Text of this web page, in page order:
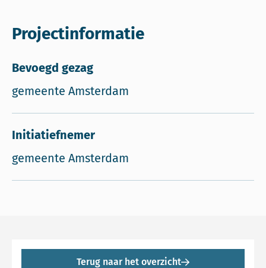
Projectinformatie
Bevoegd gezag
gemeente Amsterdam
Initiatiefnemer
gemeente Amsterdam
Terug naar het overzicht